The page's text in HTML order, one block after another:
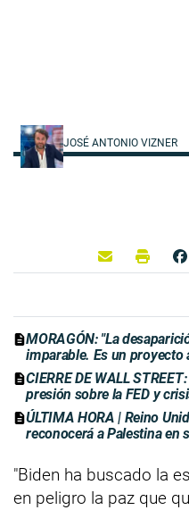
JOSÉ ANTONIO VIZNER
MORAGÓN: "La
imparable. Es un proyecto
CIERRE DE WALL
presión sobre la FED y
ÚLTIMA HORA | Reino
reconocerá a Palestina en
"Biden ha buscado la
en peligro la paz que